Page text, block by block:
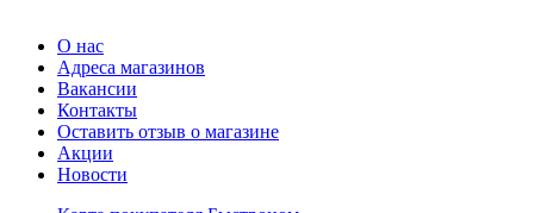
О нас
Адреса магазинов
Вакансии
Контакты
Оставить отзыв о магазине
Акции
Новости